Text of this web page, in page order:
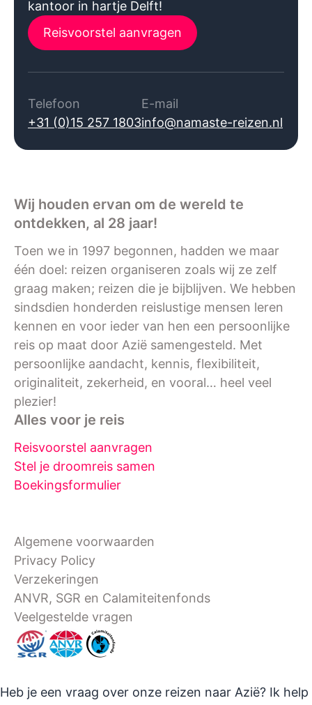
kantoor in hartje Delft!
Reisvoorstel aanvragen
Telefoon
+31 (0)15 257 1803
E-mail
info@namaste-reizen.nl
Wij houden ervan om de wereld te
ontdekken, al 28 jaar!
Toen we in 1997 begonnen, hadden we maar
één doel: reizen organiseren zoals wij ze zelf
graag maken; reizen die je bijblijven. We hebben
sindsdien honderden reislustige mensen leren
kennen en voor ieder van hen een persoonlijke
reis op maat door Azië samengesteld. Met
persoonlijke aandacht, kennis, flexibiliteit,
originaliteit, zekerheid, en vooral… heel veel
plezier!
Alles voor je reis
Reisvoorstel aanvragen
Stel je droomreis samen
Boekingsformulier
Algemene voorwaarden
Privacy Policy
Verzekeringen
ANVR, SGR en Calamiteitenfonds
Veelgestelde vragen
Heb je een vraag over onze reizen naar Azië? Ik help